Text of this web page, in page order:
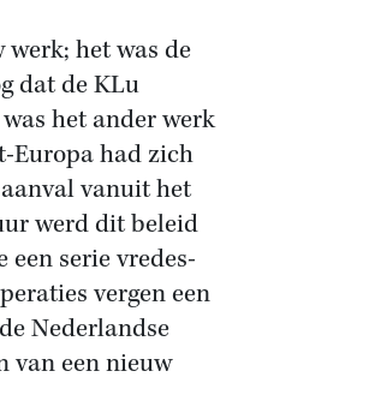
het was de
dat de KLu
het ander werk
Europa had zich
vanuit het
werd dit beleid
serie vredes-
vergen een
Nederlandse
van een nieuw